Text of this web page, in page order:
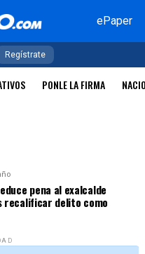
ePaper
Regístrate
PONLE LA FIRMA
pena al exalcalde
recalificar delito como